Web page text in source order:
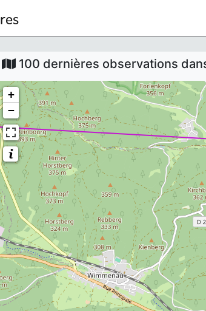
100 dernières observations
+
−